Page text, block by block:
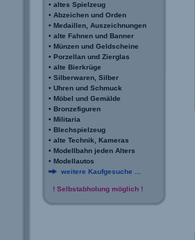
• altes Spielzeug
• Abzeichen und Orden
• Medaillen, Auszeichnungen
• alte Fahnen und Banner
• Münzen und Geldscheine
• Porzellan und Zierglas
• alte Bierkrüge
• Silberwaren, Silber
• Uhren und Schmuck
• Möbel und Gemälde
• Bronzefiguren
• Militaria
• Blechspielzeug
• alte Technik, Kameras
• Modellbahn jeden Alters
• Modellautos
weitere Kaufgesuche ...
! Selbstabholung möglich !